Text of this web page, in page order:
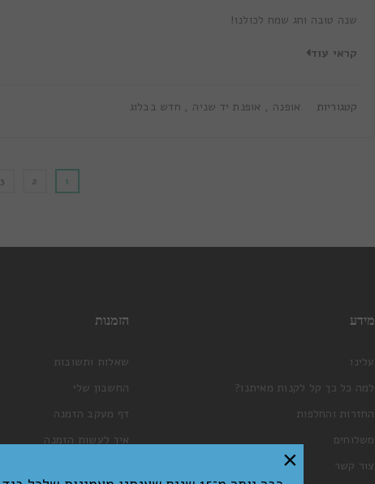
שנה טובה וחג שמח לכולנו!
קראי עוד
קטגוריות אופנה , אופנת יד שניה , חדש בבלוג
1
2
3
הזמנות
שאלות ותשובות
החשבון שלי
דף מעקב הזמנה
איך לעשות הזמנה
מידע
עלינו
למה כל כך קל לקנות מאיתנו?
החזרות והחלפות
משלוחים
צור קשר
×